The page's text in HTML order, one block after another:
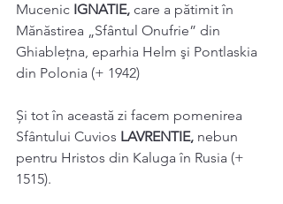
Mucenic IGNATIE, care a pătimit în
Mănăstirea „Sfântul Onufrie” din
Ghiableţna, eparhia Helm şi Pontlaskia
din Polonia (+ 1942)
Și tot în această zi facem pomenirea
Sfântului Cuvios LAVRENTIE, nebun
pentru Hristos din Kaluga în Rusia (+
1515).